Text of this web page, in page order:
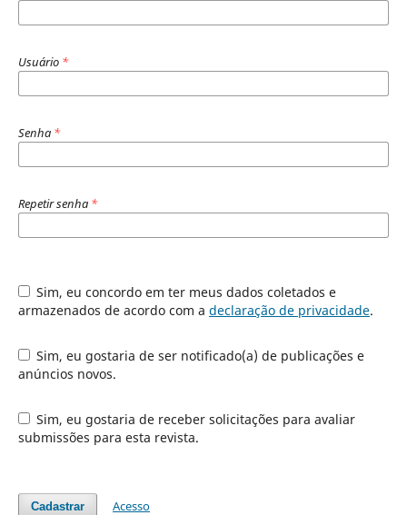
Usuário *
Senha *
Repetir senha *
Sim, eu concordo em ter meus dados coletados e
armazenados de acordo com a declaração de privacidade.
Sim, eu gostaria de ser notificado(a) de publicações e
anúncios novos.
Sim, eu gostaria de receber solicitações para avaliar
submissões para esta revista.
Cadastrar Acesso